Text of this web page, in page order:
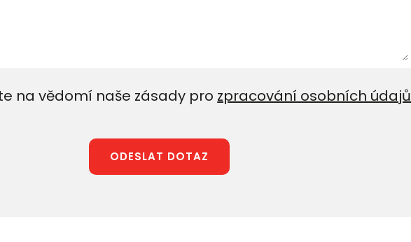
na vědomí naše zásady pro zpracování osobních údajů
ODESLAT DOTAZ